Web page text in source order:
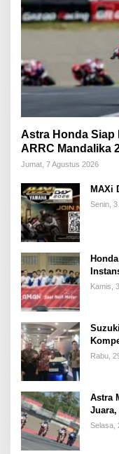
Astra Honda
ARRC Mandalika
Jumat, 7 Agustus 2026
MAXi
Senin,
Kamis,
Rabu,
Astra
Selasa,